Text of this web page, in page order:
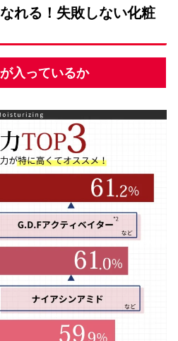
れる！失敗しない化粧
入っているか